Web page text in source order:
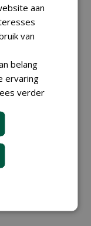
bij DSV
bij
aan
van
belang
ervaring
verder